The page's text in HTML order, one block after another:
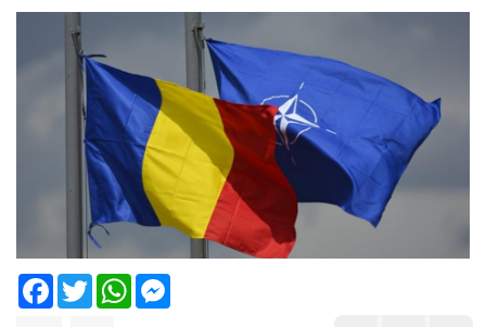
FacebookTwitter WhatsApp